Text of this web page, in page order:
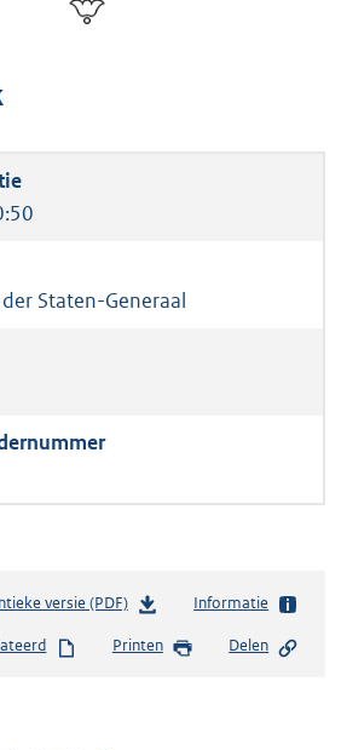
Staten-Generaal
versie (PDF)b
s
Informatie
Printen Delen